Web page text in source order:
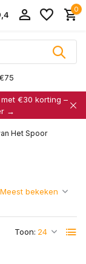
0
€30 korting –
→
Het Spoor
Toon: